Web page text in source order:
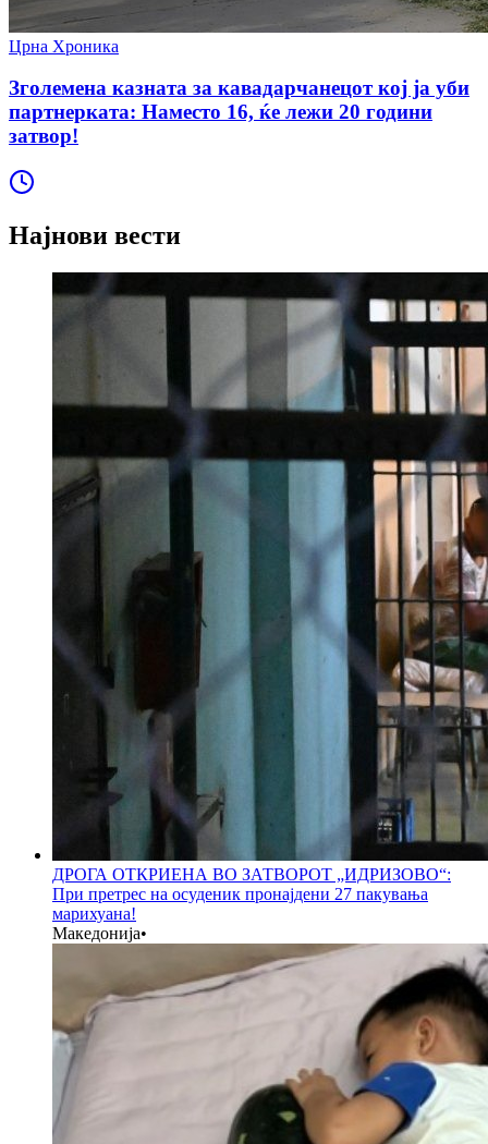
Црна Хроника
Зголемена казната за кавадарчанецот кој ја уби
партнерката: Наместо 16, ќе лежи 20 години
затвор!
Најнови вести
ДРОГА ОТКРИЕНА ВО ЗАТВОРОТ „ИДРИЗОВО“:
При претрес на осуденик пронајдени 27 пакувања
марихуана!
Македонија•